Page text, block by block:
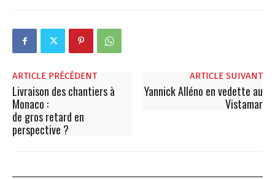
ARTICLE PRÉCÉDENT
Livraison des chantiers à
Monaco :
de gros retard en
perspective ?
ARTICLE SUIVANT
Yannick Alléno en vedette au
Vistamar